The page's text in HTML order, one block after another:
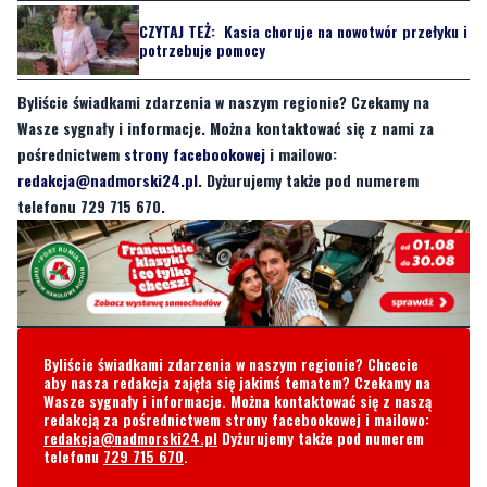
Byliście świadkami zdarzenia w naszym regionie? Czekamy na
Wasze sygnały i informacje. Można kontaktować się z nami za
pośrednictwemstrony facebookoweji mailowo:
redakcja@nadmorski24.pl. Dyżurujemy także pod numerem
telefonu 729 715 670.
Byliście świadkami zdarzenia w naszym regionie? Chcecie
aby nasza redakcja zajęła się jakimś tematem? Czekamy na
Wasze sygnały i informacje. Można kontaktować się z naszą
redakcja@nadmorski24.plDyżurujemy także pod numerem
telefonu729 715 670.
Komentarze